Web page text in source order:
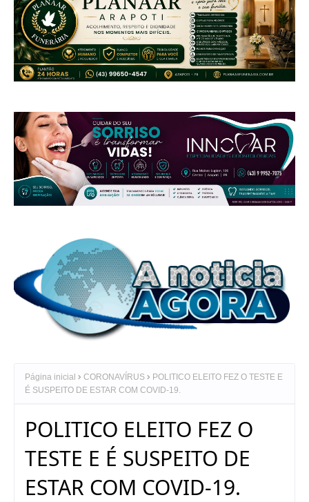
Página inicial CORONAVÍRUS
POLITICO ELEITO FEZ O TESTE E
É SUSPEITO DE ESTAR COM COVID-19.
POLITICO ELEITO FEZ O
TESTE E É SUSPEITO DE
ESTAR COM COVID-19.